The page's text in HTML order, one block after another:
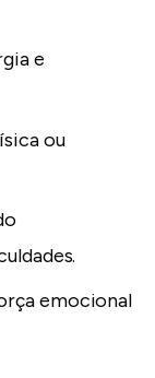
e
ou
emocional